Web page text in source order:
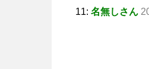
11: 名無しさん